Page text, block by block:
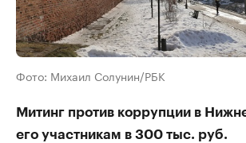
Фото: Михаил Солунин/РБК
Митинг против коррупции в
его участникам в 300 тыс. руб.